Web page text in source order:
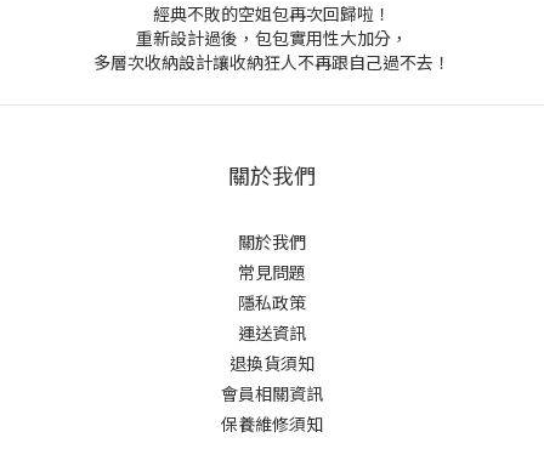
經典不敗的空姐包再次回歸啦！
重新設計過後，包包實用性大加分，
多層次收納設計讓收納狂人不再跟自己過不去！
關於我們
關於我們
常見問題
隱私政策
運送資訊
退換貨須知
會員相關資訊
保養維修須知